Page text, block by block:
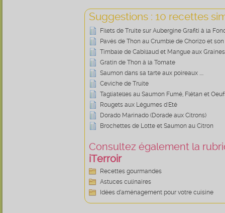
Suggestions : 10 recettes
Filets de Truite sur Aubergine Grafiti à la
Pavés de Thon au Crumble de Chorizo et
Timbale de Cabillaud et Mangue aux Graines
Gratin de Thon à la Tomate
Saumon dans sa tarte aux poireaux ....
Ceviche de Truite
Tagliatelles au Saumon Fumé, Flétan et
Rougets aux Légumes d'Eté
Dorado Marinado (Dorade aux Citrons)
Brochettes de Lotte et Saumon au Citron
Consultez également la
iTerroir
Recettes gourmandes
Astuces culinaires
Idées d’aménagement pour votre cuisine